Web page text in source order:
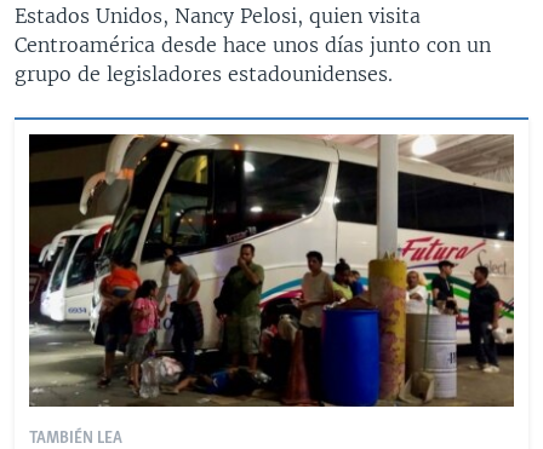
Estados Unidos, Nancy Pelosi, quien visita
Centroamérica desde hace unos días junto con un
grupo de legisladores estadounidenses.
TAMBIÉN LEA